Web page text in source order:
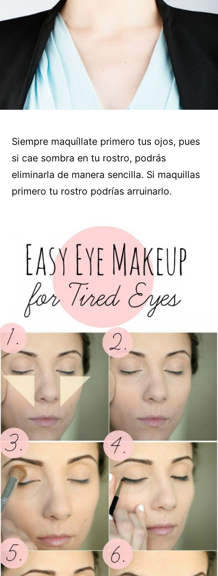
Siempre maquíllate primero tus ojos, pues
si cae sombra en tu rostro, podrás
eliminarla de manera sencilla. Si maquillas
primero tu rostro podrías arruinarlo.